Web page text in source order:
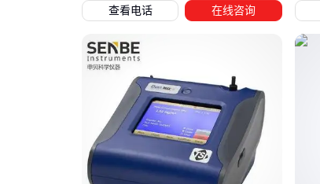
查看电话 在线咨询